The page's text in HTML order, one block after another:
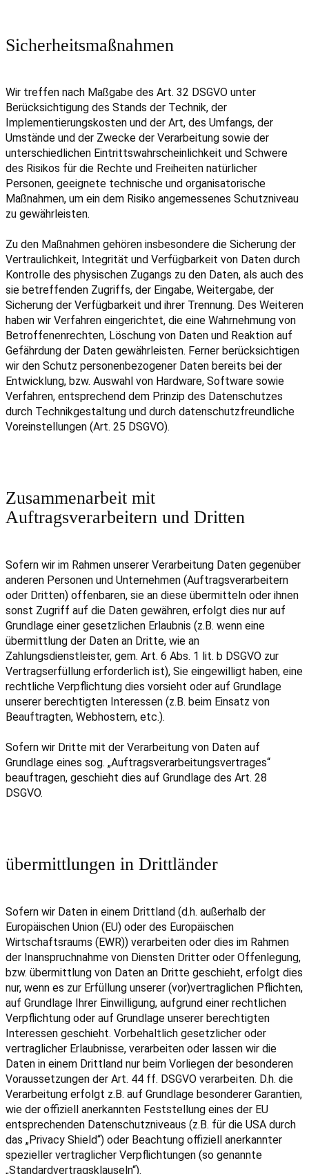
Sicherheitsmaßnahmen
Wir treffen nach Maßgabe des Art. 32 DSGVO unter
Berücksichtigung des Stands der Technik, der
Implementierungskosten und der Art, des Umfangs, der
Umstände und der Zwecke der Verarbeitung sowie der
unterschiedlichen Eintrittswahrscheinlichkeit und Schwere
des Risikos für die Rechte und Freiheiten natürlicher
Personen, geeignete technische und organisatorische
Maßnahmen, um ein dem Risiko angemessenes Schutzniveau
zu gewährleisten.
Zu den Maßnahmen gehören insbesondere die Sicherung der
Vertraulichkeit, Integrität und Verfügbarkeit von Daten durch
Kontrolle des physischen Zugangs zu den Daten, als auch des
sie betreffenden Zugriffs, der Eingabe, Weitergabe, der
Sicherung der Verfügbarkeit und ihrer Trennung. Des Weiteren
haben wir Verfahren eingerichtet, die eine Wahrnehmung von
Betroffenenrechten, Löschung von Daten und Reaktion auf
Gefährdung der Daten gewährleisten. Ferner berücksichtigen
wir den Schutz personenbezogener Daten bereits bei der
Entwicklung, bzw. Auswahl von Hardware, Software sowie
Verfahren, entsprechend dem Prinzip des Datenschutzes
durch Technikgestaltung und durch datenschutzfreundliche
Voreinstellungen (Art. 25 DSGVO).
Zusammenarbeit mit
Auftragsverarbeitern und Dritten
Sofern wir im Rahmen unserer Verarbeitung Daten gegenüber
anderen Personen und Unternehmen (Auftragsverarbeitern
oder Dritten) offenbaren, sie an diese übermitteln oder ihnen
sonst Zugriff auf die Daten gewähren, erfolgt dies nur auf
Grundlage einer gesetzlichen Erlaubnis (z.B. wenn eine
übermittlung der Daten an Dritte, wie an
Zahlungsdienstleister, gem. Art. 6 Abs. 1 lit. b DSGVO zur
Vertragserfüllung erforderlich ist), Sie eingewilligt haben, eine
rechtliche Verpflichtung dies vorsieht oder auf Grundlage
unserer berechtigten Interessen (z.B. beim Einsatz von
Beauftragten, Webhostern, etc.).
Sofern wir Dritte mit der Verarbeitung von Daten auf
Grundlage eines sog. „Auftragsverarbeitungsvertrages“
beauftragen, geschieht dies auf Grundlage des Art. 28
DSGVO.
übermittlungen in Drittländer
Sofern wir Daten in einem Drittland (d.h. außerhalb der
Europäischen Union (EU) oder des Europäischen
Wirtschaftsraums (EWR)) verarbeiten oder dies im Rahmen
der Inanspruchnahme von Diensten Dritter oder Offenlegung,
bzw. übermittlung von Daten an Dritte geschieht, erfolgt dies
nur, wenn es zur Erfüllung unserer (vor)vertraglichen Pflichten,
auf Grundlage Ihrer Einwilligung, aufgrund einer rechtlichen
Verpflichtung oder auf Grundlage unserer berechtigten
Interessen geschieht. Vorbehaltlich gesetzlicher oder
vertraglicher Erlaubnisse, verarbeiten oder lassen wir die
Daten in einem Drittland nur beim Vorliegen der besonderen
Voraussetzungen der Art. 44 ff. DSGVO verarbeiten. D.h. die
Verarbeitung erfolgt z.B. auf Grundlage besonderer Garantien,
wie der offiziell anerkannten Feststellung eines der EU
entsprechenden Datenschutzniveaus (z.B. für die USA durch
das „Privacy Shield“) oder Beachtung offiziell anerkannter
spezieller vertraglicher Verpflichtungen (so genannte
„Standardvertragsklauseln“).